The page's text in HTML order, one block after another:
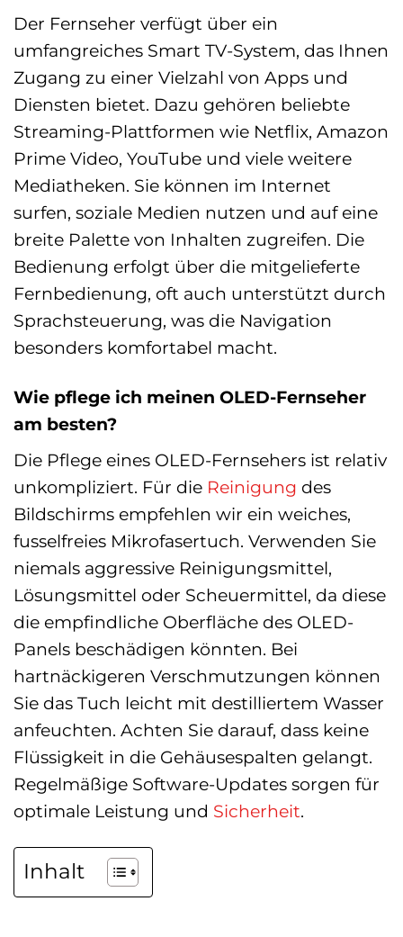
Der Fernseher verfügt über ein
umfangreiches Smart TV-System, das Ihnen
Zugang zu einer Vielzahl von Apps und
Diensten bietet. Dazu gehören beliebte
Streaming-Plattformen wie Netflix, Amazon
Prime Video, YouTube und viele weitere
Mediatheken. Sie können im Internet
surfen, soziale Medien nutzen und auf eine
breite Palette von Inhalten zugreifen. Die
Bedienung erfolgt über die mitgelieferte
Fernbedienung, oft auch unterstützt durch
Sprachsteuerung, was die Navigation
besonders komfortabel macht.
Wie pflege ich meinen OLED-Fernseher
am besten?
Die Pflege eines OLED-Fernsehers ist relativ
unkompliziert. Für die Reinigung des
Bildschirms empfehlen wir ein weiches,
fusselfreies Mikrofasertuch. Verwenden Sie
niemals aggressive Reinigungsmittel,
Lösungsmittel oder Scheuermittel, da diese
die empfindliche Oberfläche des OLED-
Panels beschädigen könnten. Bei
hartnäckigeren Verschmutzungen können
Sie das Tuch leicht mit destilliertem Wasser
anfeuchten. Achten Sie darauf, dass keine
Flüssigkeit in die Gehäusespalten gelangt.
Regelmäßige Software-Updates sorgen für
optimale Leistung und Sicherheit.
Inhalt